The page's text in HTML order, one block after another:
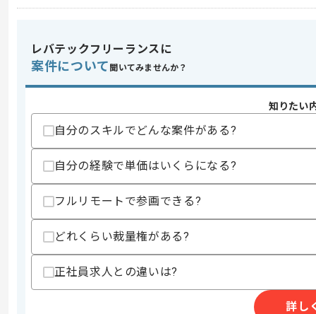
ム
・JavaまたはScalaを用いた実装経験
・サービス開発の詳細設計～単体テス
・Junit等のテストコード実装経験
・下記いずれかの実務経験
-AWS環境下での開発
歓迎スキル
・Amazon EMRを用いた大量データの
・Sparkを用いた実務経験
スキルに不安がある方へ
上記に似た経験やスキルをお持ちであれば申
レバテックフリーランスに
案件について 聞いてみませんか？
知りたい
自分のスキルでどんな案件がある?
自分の経験で単価はいくらになる?
フルリモートで参画できる?
どれくらい裁量権がある?
正社員求人との違いは?
詳し